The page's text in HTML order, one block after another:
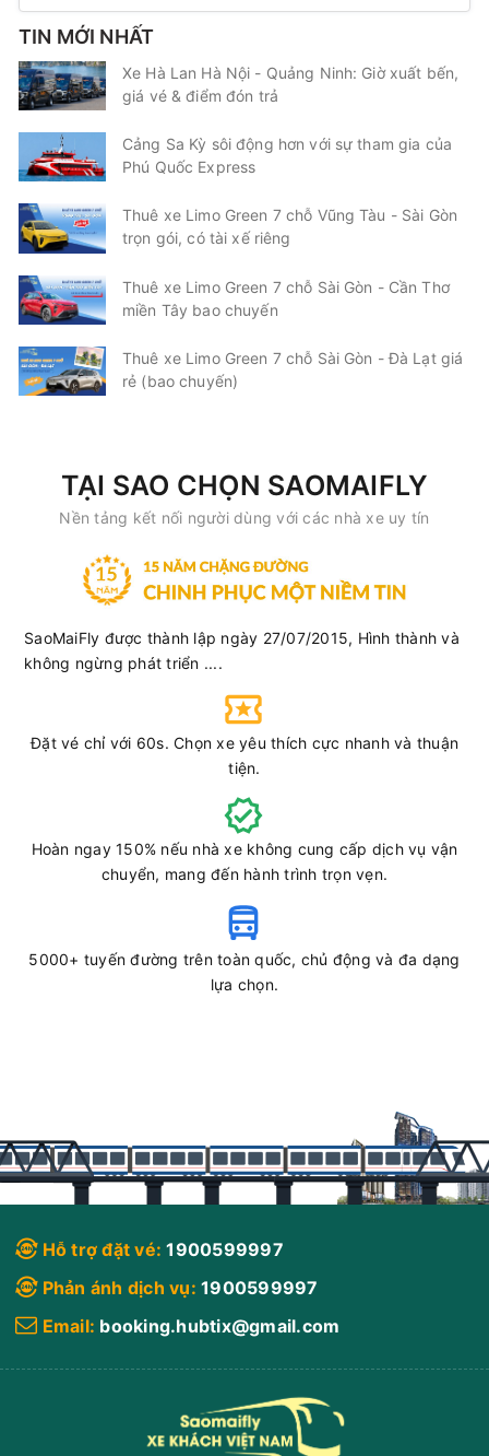
TIN MỚI NHẤT
Xe Hà Lan Hà Nội - Quảng Ninh: Giờ xuất bến,
giá vé & điểm đón trả
Cảng Sa Kỳ sôi động hơn với sự tham gia của
Phú Quốc Express
Thuê xe Limo Green 7 chỗ Vũng Tàu - Sài Gòn
trọn gói, có tài xế riêng
Thuê xe Limo Green 7 chỗ Sài Gòn - Cần Thơ
miền Tây bao chuyến
Thuê xe Limo Green 7 chỗ Sài Gòn - Đà Lạt giá
rẻ (bao chuyến)
TẠI SAO CHỌN SAOMAIFLY
Nền tảng kết nối người dùng với các nhà xe uy tín
SaoMaiFly được thành lập ngày 27/07/2015, Hình thành và
không ngừng phát triển ....
Đặt vé chỉ với 60s. Chọn xe yêu thích cực nhanh và thuận
tiện.
Hoàn ngay 150% nếu nhà xe không cung cấp dịch vụ vận
chuyển, mang đến hành trình trọn vẹn.
5000+ tuyến đường trên toàn quốc, chủ động và đa dạng
lựa chọn.
Hỗ trợ đặt vé: 1900599997
Phản ánh dịch vụ: 1900599997
Email: booking.hubtix@gmail.com